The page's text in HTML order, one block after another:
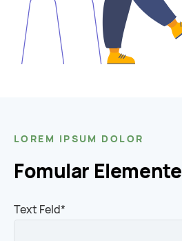
LOREM IPSUM DOLOR
Fomular Elemente
Pflichtfeld
Text Feld*